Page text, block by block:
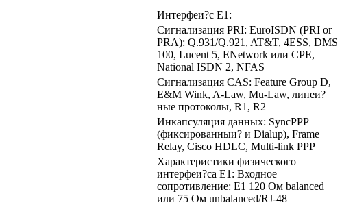
Интерфеи?с Е1:
Сигнализация PRI: EuroISDN (PRI or
PRA): Q.931/Q.921, AT&T, 4ESS, DMS
100, Lucent 5, ENetwork или CPE,
National ISDN 2, NFAS
Сигнализация CAS: Feature Group D,
E&M Wink, A-Law, Mu-Law, линеи?
ные протоколы, R1, R2
Инкапсуляция данных: SyncPPP
(фиксированныи? и Dialup), Frame
Relay, Cisco HDLC, Multi-link PPP
Характеристики физического
интерфеи?са Е1: Входное
сопротивление: E1 120 Ом balanced
или 75 Ом unbalanced/RJ-48